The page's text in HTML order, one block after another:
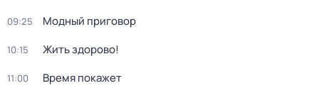
09:25 Модный приговор
10:15 Жить здорово!
11:00 Время покажет